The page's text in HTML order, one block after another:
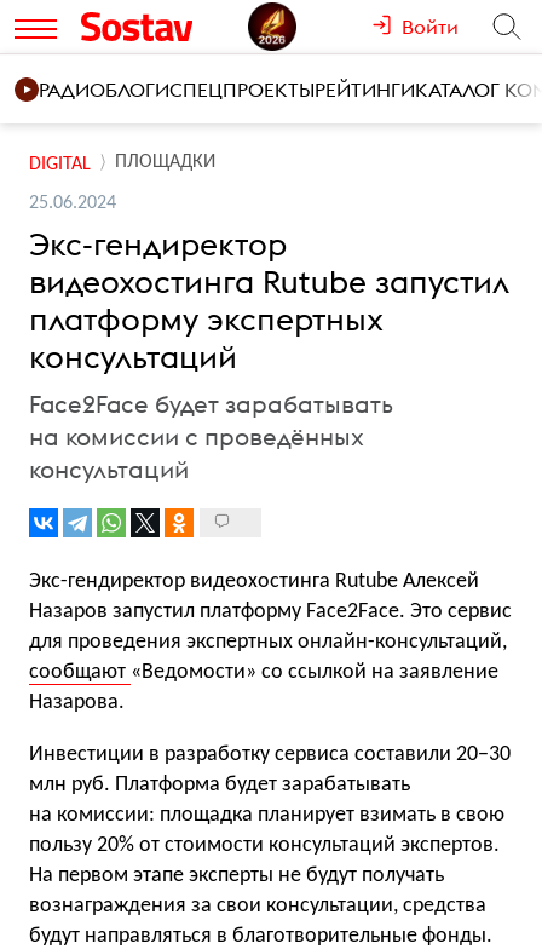
Войти
РАДИОБЛОГИСПЕЦПРОЕКТЫРЕЙТИНГИКАТАЛОГ
DIGITAL ПЛОЩАДКИ
25.06.2024
Экс-гендиректор
видеохостинга Rutube запустил
платформу экспертных
консультаций
Face2Face будет зарабатывать
на комиссии с проведённых
консультаций
Экс-гендиректор видеохостинга Rutube Алексей
Назаров запустил платформу Face2Face. Это сервис
для проведения экспертных онлайн-консультаций,
сообщают «Ведомости» со ссылкой на заявление
Назарова.
Инвестиции в разработку сервиса составили 20−30
млн руб. Платформа будет зарабатывать
на комиссии: площадка планирует взимать в свою
пользу 20% от стоимости консультаций экспертов.
На первом этапе эксперты не будут получать
вознаграждения за свои консультации, средства
будут направляться в благотворительные фонды.